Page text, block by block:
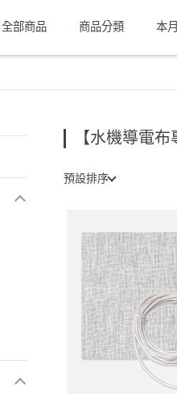
全部商品 商品分類 本
【水機導電布
預設排序